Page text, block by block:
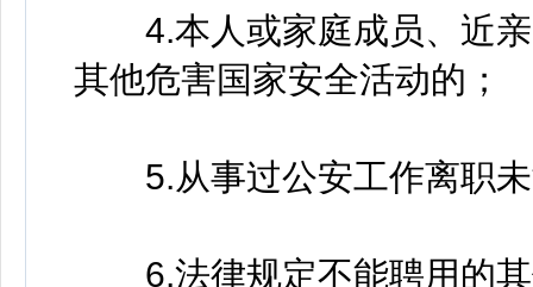
4.本人或家庭成员、近亲
其他危害国家安全活动的；
5.从事过公安工作离职未
6.法律规定不能聘用的其